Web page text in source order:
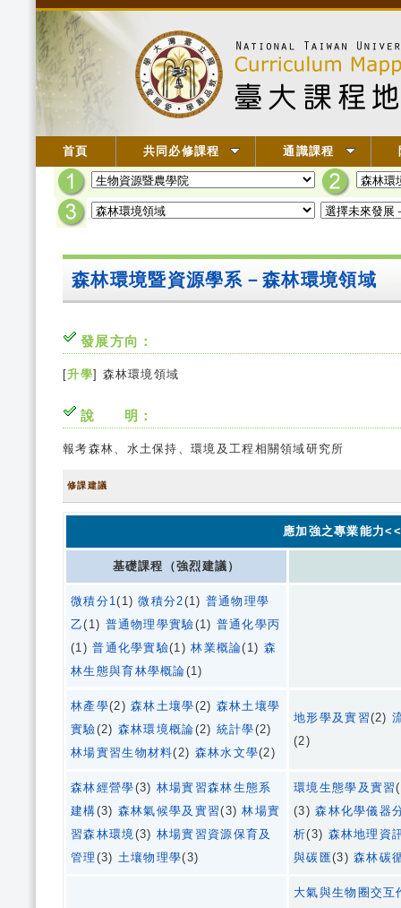
首頁 共同必修課程 通識課程
森林環境暨資源學系－森林環境領域
發展方向：
[升學] 森林環境領域
說 明：
報考森林、水土保持、環境及工程相關領域研究所
修課建議
應加強之專業能力
基礎課程（強烈建議）
微積分1(1)微積分2(1) 普通物理學
乙(1) 普通物理學實驗(1) 普通化學丙
(1)普通化學實驗(1)林業概論(1) 森
林生態與育林學概論(1)
林產學(2)森林土壤學(2) 森林土壤學
實驗(2) 森林環境概論(2) 統計學(2)
林場實習生物材料(2) 森林水文學(2)
地形學及實習(2)
(2)
森林經營學(3) 林場實習森林生態系
建構(3) 森林氣候學及實習(3)林場實
習森林環境(3) 林場實習資源保育及
管理 (3) 土壤物理學(3)
環境生態學及實習
(3)森林化學儀器
析(3) 森林地理資
與碳匯(3)森林碳
大氣與生物圈交互